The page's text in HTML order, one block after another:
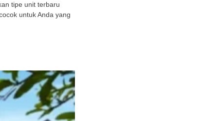
tipe unit terbaru
untuk Anda yang